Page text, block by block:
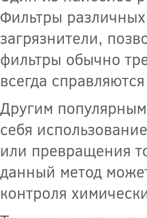
Фильтры
загрязнители,
фильтры обычно
всегда
Другим
себя
или превращения
данный метод
контроля